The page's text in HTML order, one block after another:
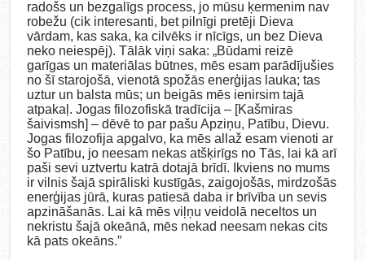
radošs un bezgalīgs process, jo mūsu ķermenim nav
robežu (cik interesanti, bet pilnīgi pretēji Dieva
vārdam, kas saka, ka cilvēks ir nīcīgs, un bez Dieva
neko neiespēj). Tālāk viņi saka: „Būdami reizē
garīgas un materiālas būtnes, mēs esam parādījušies
no šī starojošā, vienotā spožās enerģijas lauka; tas
uztur un balsta mūs; un beigās mēs ienirsim tajā
atpakaļ. Jogas filozofiskā tradīcija – [Kašmiras
šaivismsh] – dēvē to par pašu Apziņu, Patību, Dievu.
Jogas filozofija apgalvo, ka mēs allaž esam vienoti ar
šo Patību, jo neesam nekas atšķirīgs no Tās, lai kā arī
paši sevi uztvertu katrā dotajā brīdī. Ikviens no mums
ir vilnis šajā spirāliski kustīgās, zaigojošās, mirdzošās
enerģijas jūrā, kuras patiesā daba ir brīvība un sevis
apzināšanās. Lai kā mēs viļņu veidolā neceltos un
nekristu šajā okeānā, mēs nekad neesam nekas cits
kā pats okeāns.”